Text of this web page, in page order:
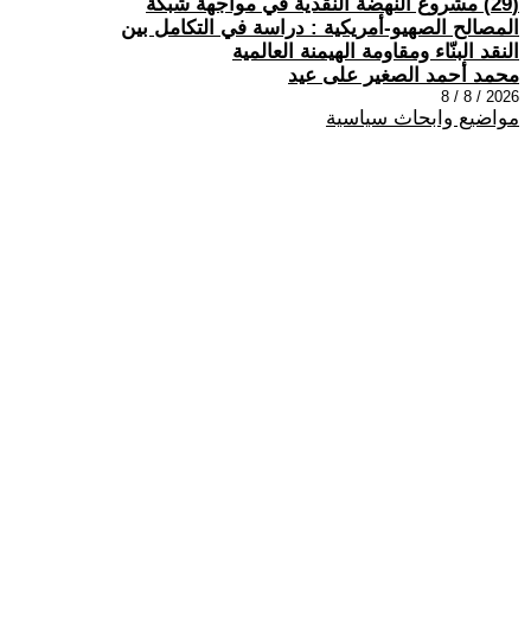
المصالح الصهيو-أمريكية : دراسة في التكامل بين
النقد البنّاء ومقاومة الهيمنة العالمية
محمد أحمد الصغير على عيد
2026 / 8 / 8
مواضيع وابحاث سياسية